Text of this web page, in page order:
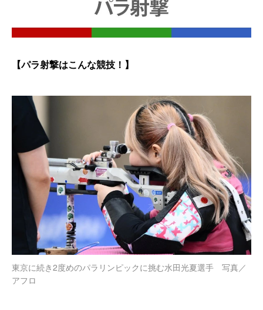
【パラ射撃はこんな競技！】
東京に続き2度めのパラリンピックに挑む水田光夏選手 写真／
アフロ